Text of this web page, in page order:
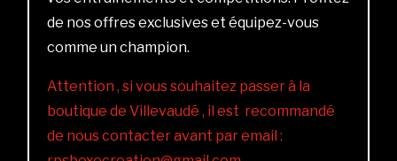
de nos offres exclusives et équipez-vous
comme un champion.
Attention , si vous souhaitez passer à la
boutique de Villevaudé , il est recommandé
de nous contacter avant par email :